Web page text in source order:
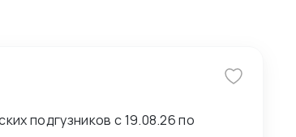
подгузников с 19.08.26 по